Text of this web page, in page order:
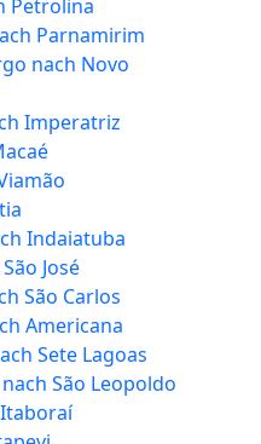
Petrolina
Parnamirim
nach Novo
Imperatriz
Indaiatuba
José
São Carlos
Americana
Sete Lagoas
São Leopoldo